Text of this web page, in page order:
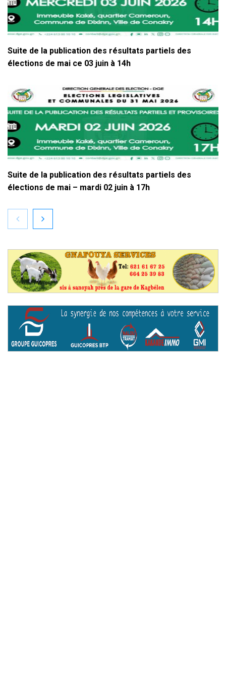
Suite de la publication des résultats partiels des
élections de mai ce 03 juin à 14h
Suite de la publication des résultats partiels des
élections de mai – mardi 02 juin à 17h